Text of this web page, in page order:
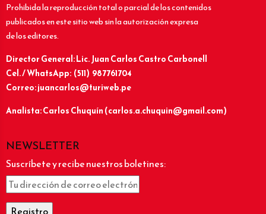
Prohibida la reproducción total o parcial de los contenidos
publicados en este sitio web sin la autorización expresa
de los editores.
Director General: Lic.Juan Carlos Castro Carbonell
Cel. / WhatsApp: (511) 987761704
Correo: juancarlos@turiweb.pe
Analista: Carlos Chuquín (carlos.a.chuquin@gmail.com)
NEWSLETTER
Suscríbete y recibe nuestros boletines: